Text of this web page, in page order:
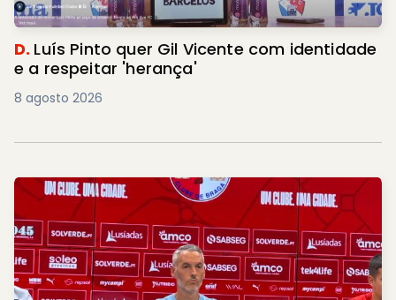
D. Luís Pinto quer Gil Vicente com identidade
e a respeitar 'herança'
8 agosto 2026